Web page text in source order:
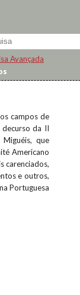
Avançada
campos de
da II
que
Americano
carenciados,
e outros,
Portuguesa